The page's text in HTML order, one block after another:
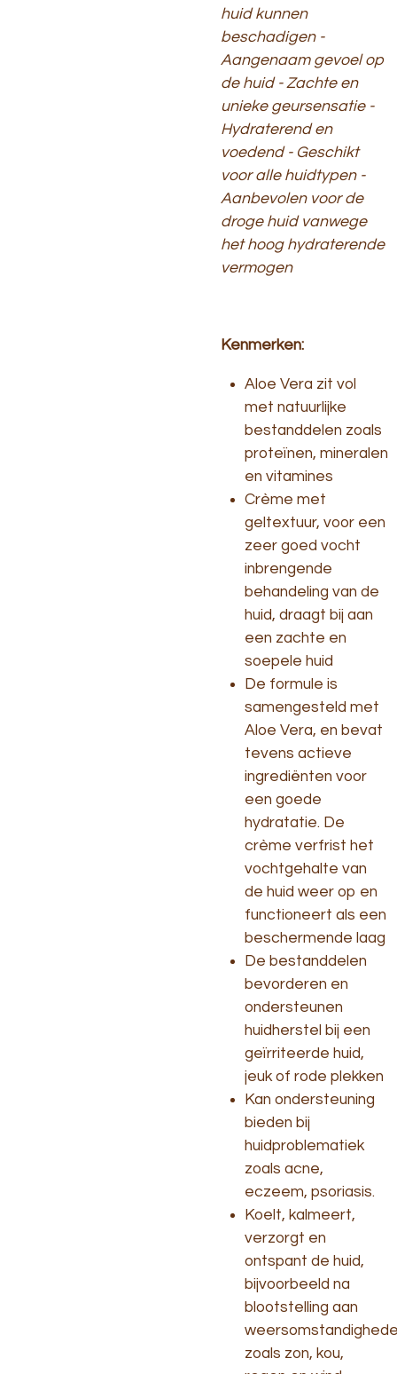
huid kunnen
beschadigen -
Aangenaam gevoel op
de huid - Zachte en
unieke geursensatie -
Hydraterend en
voedend - Geschikt
voor alle huidtypen -
Aanbevolen voor de
droge huid vanwege
het hoog hydraterende
vermogen
Kenmerken:
Aloe Vera zit vol
met natuurlijke
bestanddelen zoals
proteïnen, mineralen
en vitamines
Crème met
geltextuur, voor een
zeer goed vocht
inbrengende
behandeling van de
huid, draagt bij aan
een zachte en
soepele huid
De formule is
samengesteld met
Aloe Vera, en bevat
tevens actieve
ingrediënten voor
een goede
hydratatie. De
crème verfrist het
vochtgehalte van
de huid weer op en
functioneert als een
beschermende laag
De bestanddelen
bevorderen en
ondersteunen
huidherstel bij een
geïrriteerde huid,
jeuk of rode plekken
Kan ondersteuning
bieden bij
huidproblematiek
zoals acne,
eczeem, psoriasis.
Koelt, kalmeert,
verzorgt en
ontspant de huid,
bijvoorbeeld na
blootstelling aan
zoals zon, kou,